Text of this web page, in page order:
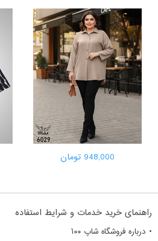
948,000 تومان
راهنمای خرید خدمات و شرایط استفاده
• درباره فروشگاه شاپ ۱۰۰